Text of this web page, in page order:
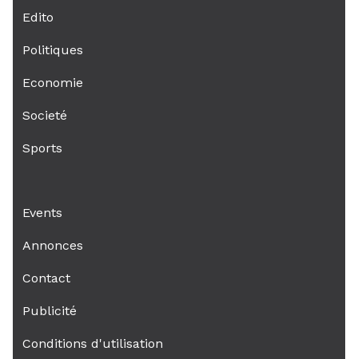
Edito
Politiques
Economie
Societé
Sports
Events
Annonces
Contact
Publicité
Conditions d'utilisation